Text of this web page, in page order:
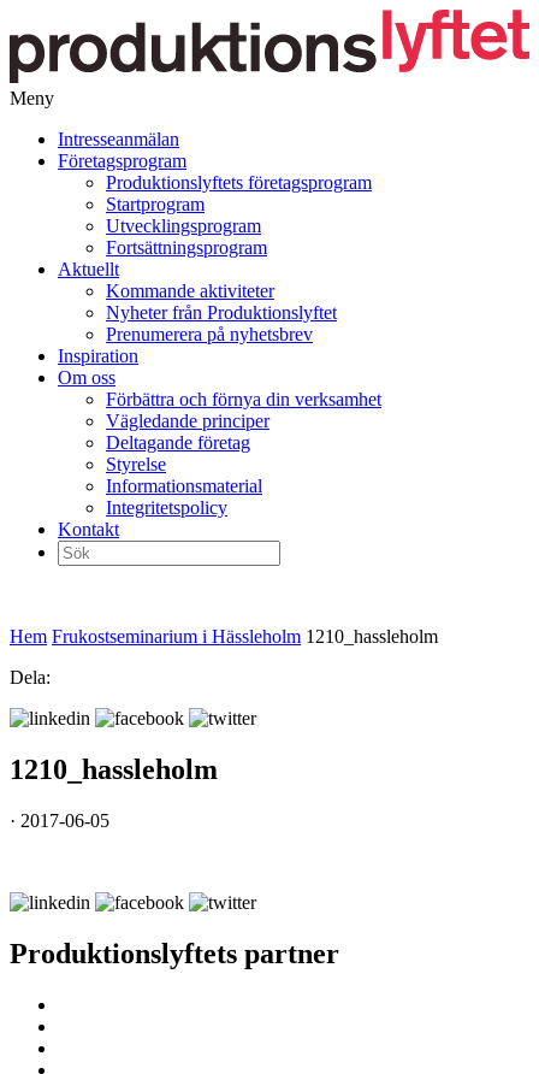
Meny
vidare
Intresseanmälan
Företagsprogram
Produktionslyftets företagsprogram
Startprogram
Utvecklingsprogram
Fortsättningsprogram
Aktuellt
Kommande aktiviteter
Nyheter från Produktionslyftet
Prenumerera på nyhetsbrev
Inspiration
Om oss
Förbättra och förnya din verksamhet
Vägledande principer
Deltagande företag
Styrelse
Informationsmaterial
Integritetspolicy
Kontakt
Sök
efter:
Hem Frukostseminarium i Hässleholm 1210_hassleholm
Dela:
1210_hassleholm
· 2017-06-05
Produktionslyftets partner